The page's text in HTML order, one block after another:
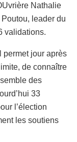
Nathalie
leader du
validations.
permet jour après
de connaître
des
33
l’élection
les soutiens